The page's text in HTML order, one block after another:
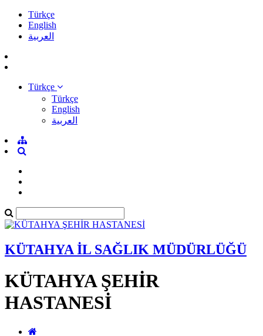
Türkçe
English
العربية
Türkçe
Türkçe
English
العربية
KÜTAHYA İL SAĞLIK MÜDÜRLÜĞÜ
KÜTAHYA ŞEHİR
HASTANESİ